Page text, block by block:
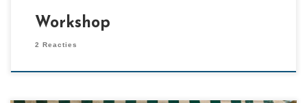
Workshop
2 Reacties